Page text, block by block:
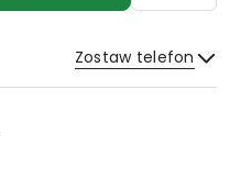
Zostaw telefon